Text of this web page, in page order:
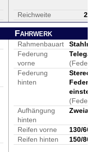
Reichweite 232
Fahrwerk
Rahmenbauart
Federung
vorne
Federung
hinten
Aufhängung
hinten
Reifen vorne
130/
Reifen hinten
150/